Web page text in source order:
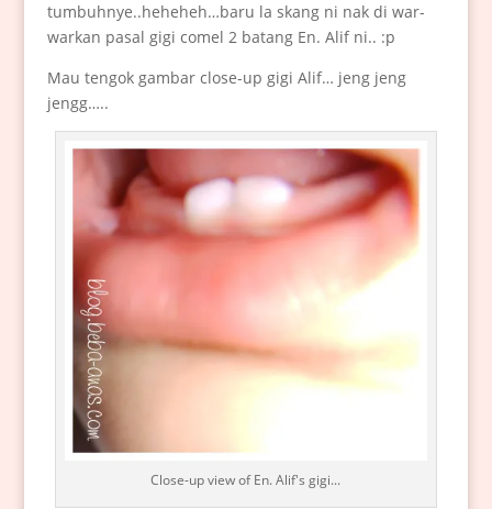
tumbuhnye..heheheh…baru la skang ni nak di war-
warkan pasal gigi comel 2 batang En. Alif ni.. :p
Mau tengok gambar close-up gigi Alif… jeng jeng
jengg…..
Close-up view of En. Alif's gigi...